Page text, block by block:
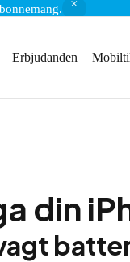
Erbjudanden
din